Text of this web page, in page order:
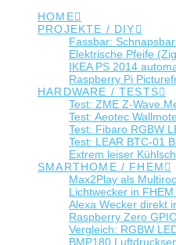
HOME
PROJEKTE / DIY
Fassbar:
Elektrische Pfeife
IKEA PS 2014
Raspberry Pi
HARDWARE / TESTS
Test: ZME Z-
Test: Aeotec
Test: Fibaro RGBW
Test: LEAR BTC-01
Extrem leiser
SMARTHOME / FHEM
Max2Play als
Lichtwecker in
Alexa Wecker direkt
Raspberry Zero
Vergleich: RGBW
BMP180